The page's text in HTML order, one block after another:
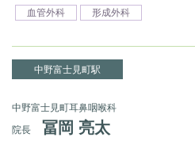
血管外科 形成外科
中野富士見町駅
中野富士見町耳鼻咽喉科
院長
冨岡 亮太